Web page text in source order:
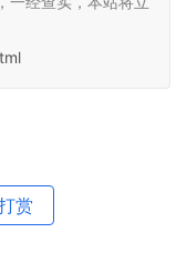
赏